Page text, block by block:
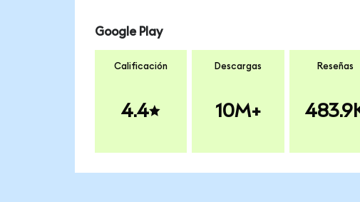
Google Play
Calificación
4.4
Descargas
10M+
Reseñas